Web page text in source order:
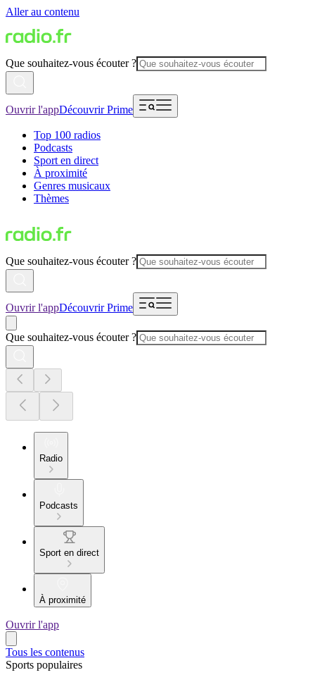
Aller au contenu
Que souhaitez-vous écouter ?
Ouvrir l'appDécouvrir Prime
Top 100 radios
Podcasts
Sport en direct
À proximité
Genres musicaux
Thèmes
Que souhaitez-vous écouter ?
Ouvrir l'appDécouvrir Prime
Que souhaitez-vous écouter ?
Radio
Podcasts
Sport en direct
À proximité
Ouvrir l'app
Tous les contenus
Sports populaires